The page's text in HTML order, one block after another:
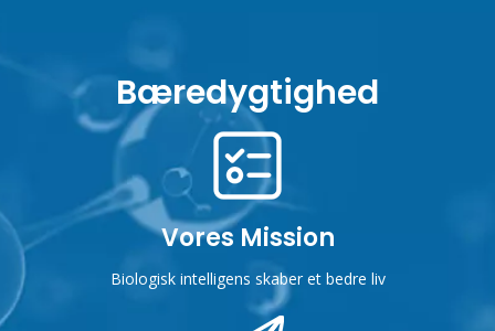
Bæredygtighed
Vores Mission
Biologisk intelligens skaber et bedre liv